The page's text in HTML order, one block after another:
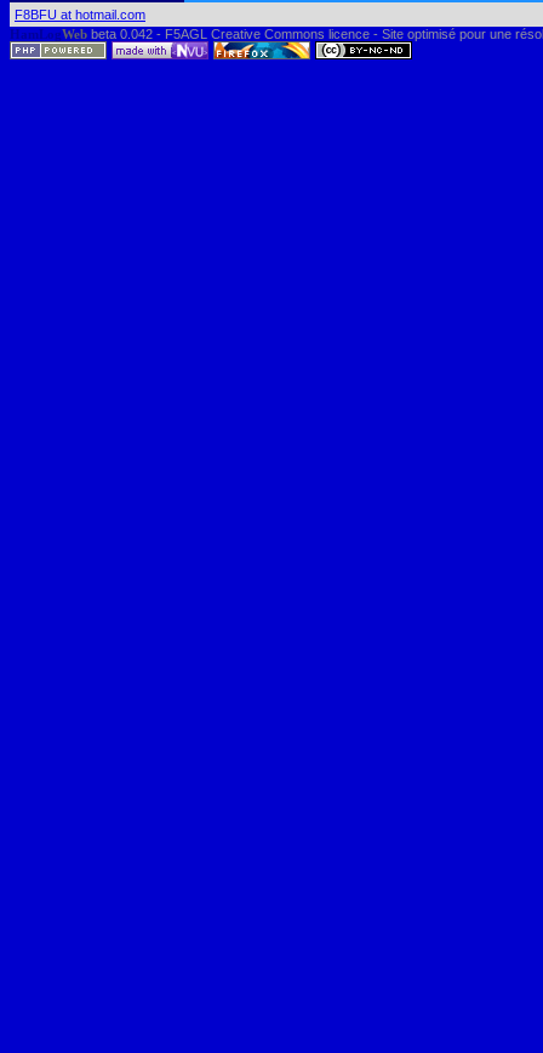
F8BFU at hotmail.com
HamLogWeb beta 0.042 - F5AGL Creative Commons licence - Site optimisé pour une